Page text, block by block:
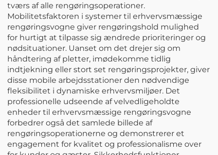
tværs af alle rengøringsoperationer.
Mobilitetsfaktoren i systemer til erhvervsmæssige
rengøringsvogne giver rengøringshold mulighed
for hurtigt at tilpasse sig ændrede prioriteringer og
nødsituationer. Uanset om det drejer sig om
håndtering af pletter, imødekomme tidlig
indtjekning eller stort set rengøringsprojekter, giver
disse mobile arbejdsstationer den nødvendige
fleksibilitet i dynamiske erhvervsmiljøer. Det
professionelle udseende af velvedligeholdte
enheder til erhvervsmæssige rengøringsvogne
forbedrer også det samlede billede af
rengøringsoperationerne og demonstrerer et
engagement for kvalitet og professionalisme over